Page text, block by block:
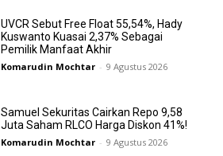
UVCR Sebut Free Float 55,54%, Hady
Kuswanto Kuasai 2,37% Sebagai
Pemilik Manfaat Akhir
Komarudin Mochtar - 9 Agustus 2026
Samuel Sekuritas Cairkan Repo 9,58
Juta Saham RLCO Harga Diskon 41%!
Komarudin Mochtar - 9 Agustus 2026